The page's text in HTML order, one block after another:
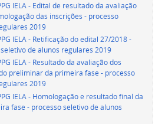
IELA - Edital de resultado da avaliação
das inscrições - processo
2019
IELA - Retificação do edital 27/2018 -
seletivo de alunos regulares 2019
IELA - Resultado da avaliação dos
preliminar da primeira fase - processo
2019
IELA - Homologação e resultado final da
fase - processo seletivo de alunos